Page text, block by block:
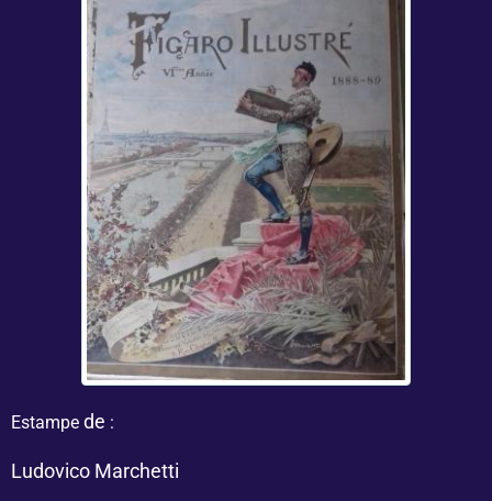
Estampe de :
Ludovico Marchetti